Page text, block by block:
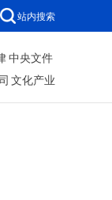
站内搜索
中央文件
文化产业